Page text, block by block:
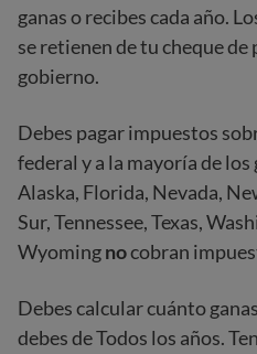
ganas o recibes cada año.
se retienen de tu cheque de
gobierno.
Debes pagar impuestos
federal y a la mayoría de
Alaska, Florida, Nevada,
Sur, Tennessee, Texas,
Wyomingnocobran
Debes calcular cuánto
debes de Todos los años.